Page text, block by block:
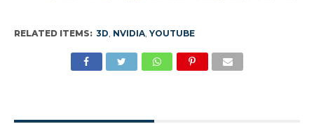
RELATED ITEMS: 3D, NVIDIA, YOUTUBE